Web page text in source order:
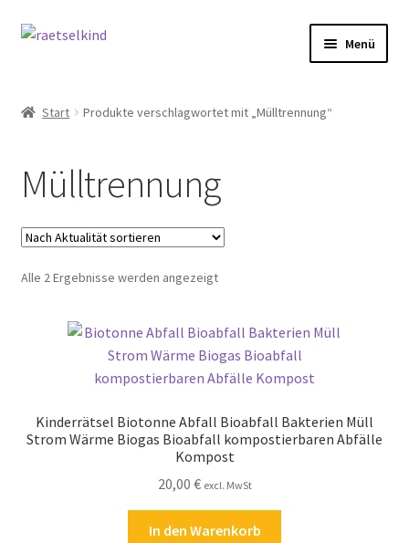
Zur
Zum
Menü
Cookie-Richtlinie (EU)
Datenschutzbelehrung
Echtheit von Bewertungen
Kasse
Start Produkte verschlagwortet mit „Mülltrennung“
Mülltrennung
Alle 2 Ergebnisse werden angezeigtNach
Kinderrätsel Biotonne Abfall Bioabfall Bakterien Müll
Strom Wärme Biogas Bioabfall kompostierbaren Abfälle
Kompost
20,00 € excl. MwSt
In den Warenkorb